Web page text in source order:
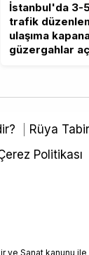
İstanbul'da 3-
trafik
ulaşıma
güzergahlar
Rüya
Politikası
Sanat kanunu ile